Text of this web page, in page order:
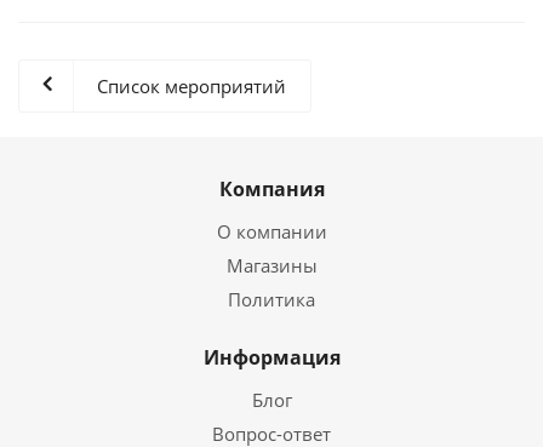
Список мероприятий
Компания
О компании
Магазины
Политика
Информация
Блог
Вопрос-ответ